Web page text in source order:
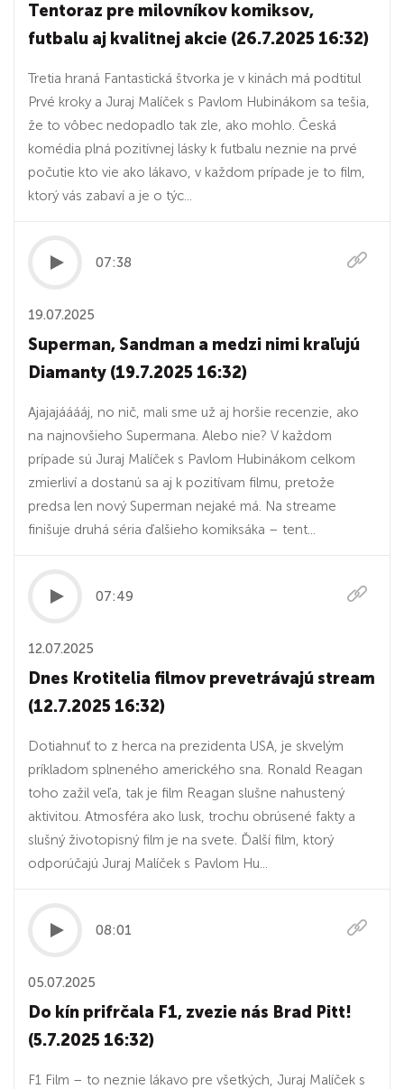
Tentoraz pre milovníkov komiksov,
futbalu aj kvalitnej akcie (26.7.2025 16:32)
Tretia hraná Fantastická štvorka je v kinách má podtitul
Prvé kroky a Juraj Malíček s Pavlom Hubinákom sa tešia,
že to vôbec nedopadlo tak zle, ako mohlo. Česká
komédia plná pozitívnej lásky k futbalu neznie na prvé
počutie kto vie ako lákavo, v každom prípade je to film,
ktorý vás zabaví a je o týc...
07:38
19.07.2025
Superman, Sandman a medzi nimi kraľujú
Diamanty (19.7.2025 16:32)
Ajajajááááj, no nič, mali sme už aj horšie recenzie, ako
na najnovšieho Supermana. Alebo nie? V každom
prípade sú Juraj Malíček s Pavlom Hubinákom celkom
zmierliví a dostanú sa aj k pozitívam filmu, pretože
predsa len nový Superman nejaké má. Na streame
finišuje druhá séria ďalšieho komiksáka – tent...
07:49
12.07.2025
Dnes Krotitelia filmov prevetrávajú stream
(12.7.2025 16:32)
Dotiahnuť to z herca na prezidenta USA, je skvelým
príkladom splneného amerického sna. Ronald Reagan
toho zažil veľa, tak je film Reagan slušne nahustený
aktivitou. Atmosféra ako lusk, trochu obrúsené fakty a
slušný životopisný film je na svete. Ďalší film, ktorý
odporúčajú Juraj Malíček s Pavlom Hu...
08:01
05.07.2025
Do kín prifrčala F1, zvezie nás Brad Pitt!
(5.7.2025 16:32)
F1 Film – to neznie lákavo pre všetkých, Juraj Malíček s